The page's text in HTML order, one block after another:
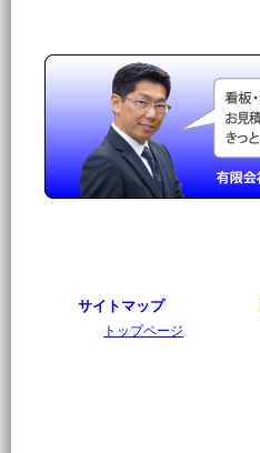
サイトマップ
トップページ